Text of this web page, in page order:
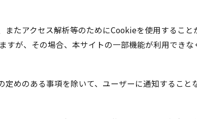
たアクセス解析等のためにCookieを使用すること
が、その場合、本サイトの一部機能が利用できな
めのある事項を除いて、ユーザーに通知すること